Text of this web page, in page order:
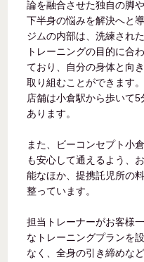
論を融合させた独自の脚
下半身の悩みを解決へと導
ジムの内部は、洗練され
トレーニングの目的に合
ており、自分の身体と向
取り組むことができます。
店舗は小倉駅から歩いて
あります。
また、ビーコンセプト小
も安心して通えるよう、
能なほか、提携託児所の
整っています。
担当トレーナーがお客様
なトレーニングプランを
なく、全身の引き締めな